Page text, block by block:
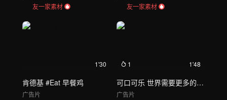
友一家素材
友一家素材
1'30
肯德基 #Eat 早餐鸡
广告片
1 1'48
可口可乐 世界需要更多的圣诞老人
广告片